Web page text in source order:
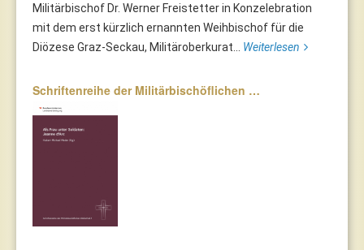
Militärbischof Dr. Werner Freistetter in Konzelebration
mit dem erst kürzlich ernannten Weihbischof für die
Diözese Graz-Seckau, Militäroberkurat... Weiterlesen
Schriftenreihe der Militärbischöflichen …